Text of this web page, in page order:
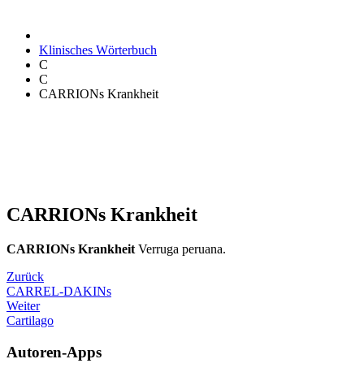
Klinisches Wörterbuch
C
C
CARRIONs Krankheit
CARRIONs Krankheit
CARRIONs Krankheit Verruga peruana.
Zurück
CARREL-DAKINs
Weiter
Cartilago
Autoren-Apps